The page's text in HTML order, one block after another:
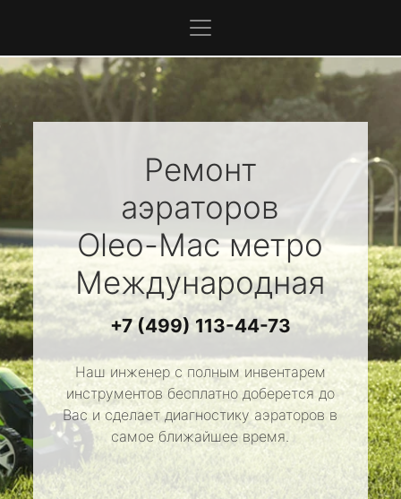
Ремонт
аэраторов
Oleo-Macметро
Международная
+7 (499) 113-44-73
Наш инженер с полным инвентарем
инструментов бесплатно доберется до
Вас и сделает диагностику аэраторов в
самое ближайшее время.